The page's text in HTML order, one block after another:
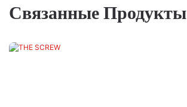
Связанные Продукты